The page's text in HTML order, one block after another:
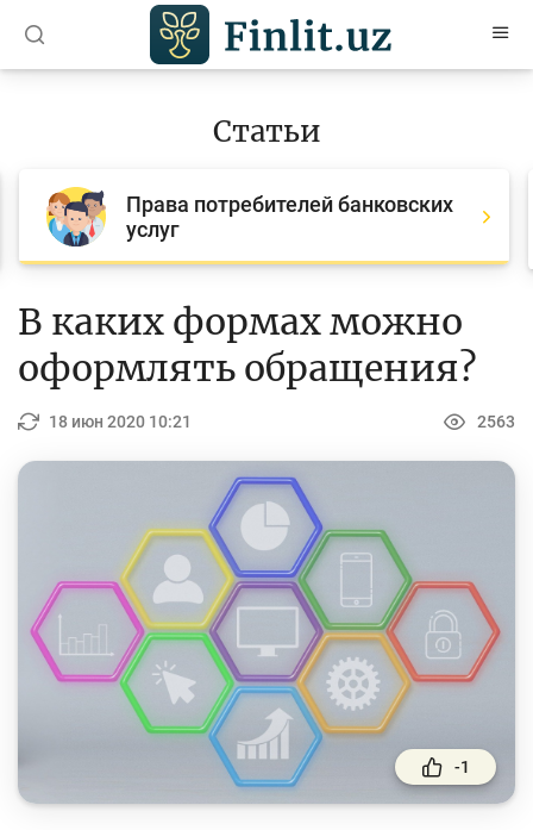
Все статьи
Для банковских агентов
Депозит (вклады)
Платежи и переводы
Финансовый рынок
Денежно-кредитная политика и ее элементы
Финансовая безопасность
Права потребителей банковских услуг
Предпринимательство
Исламское финансирование
Статьи
Права потребителей банковских
услуг
В каких формах можно
оформлять обращения?
18 июн 2020 10:21 2563
-1